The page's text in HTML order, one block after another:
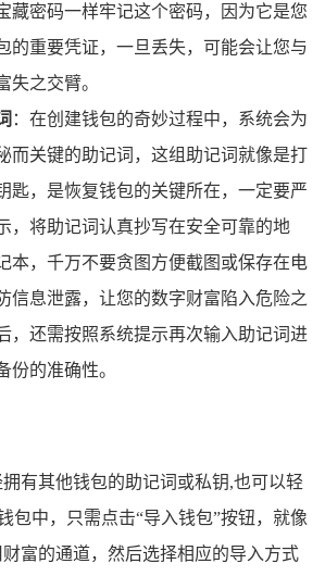
藏密码一样牢记这个密码，因为它是您
的重要凭证，一旦丢失，可能会让您与
失之交臂。
：在创建钱包的奇妙过程中，系统会为
而关键的助记词，这组助记词就像是打
匙，是恢复钱包的关键所在，一定要严
，将助记词认真抄写在安全可靠的地
本，千万不要贪图方便截图或保存在电
信息泄露，让您的数字财富陷入危险之
，还需按照系统提示再次输入助记词进
份的准确性。
有其他钱包的助记词或私钥,也可以轻
包中，只需点击“导入钱包”按钮，就像
富的通道，然后选择相应的导入方式